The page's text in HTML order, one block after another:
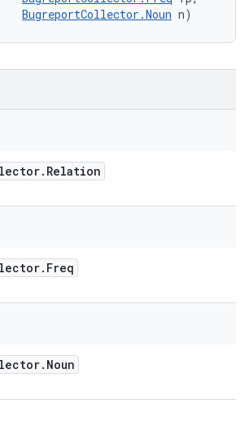
BugreportCollector.Noun n)
. Relation
. Freq
. Noun